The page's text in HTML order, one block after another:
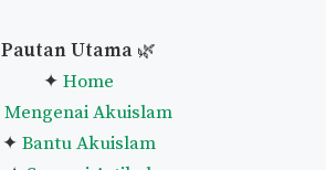
Pautan Utama 🌿
✦ Home
Mengenai Akuislam
✦ Bantu Akuislam